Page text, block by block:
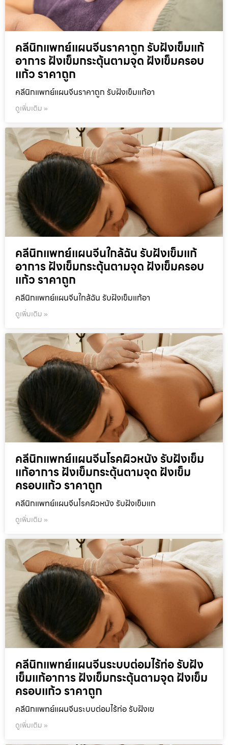
คลีนิกแพทย์แผนจีนราคาถูก รับฝังเข็มแก้
อาการ ฝังเข็มกระตุ้นตามจุด ฝังเข็มครอบ
แก้ว ราคาถูก
คลีนิกแพทย์แผนจีนราคาถูก รับฝังเข็มแก้อา
ดูเพิ่มเติม »
คลีนิกแพทย์แผนจีนใกล้ฉัน รับฝังเข็มแก้
อาการ ฝังเข็มกระตุ้นตามจุด ฝังเข็มครอบ
แก้ว ราคาถูก
คลีนิกแพทย์แผนจีนใกล้ฉัน รับฝังเข็มแก้อา
ดูเพิ่มเติม »
คลีนิกแพทย์แผนจีนโรคผิวหนัง รับฝังเข็ม
แก้อาการ ฝังเข็มกระตุ้นตามจุด ฝังเข็ม
ครอบแก้ว ราคาถูก
คลีนิกแพทย์แผนจีนโรคผิวหนัง รับฝังเข็มแก
ดูเพิ่มเติม »
คลีนิกแพทย์แผนจีนระบบต่อมไร้ท่อ รับฝัง
เข็มแก้อาการ ฝังเข็มกระตุ้นตามจุด ฝังเข็ม
ครอบแก้ว ราคาถูก
คลีนิกแพทย์แผนจีนระบบต่อมไร้ท่อ รับฝังเข
ดูเพิ่มเติม »